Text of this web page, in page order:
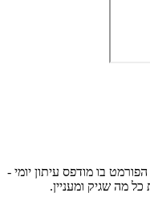
בו מודפס עיתון יומי -
מה שגיק ומעניין.